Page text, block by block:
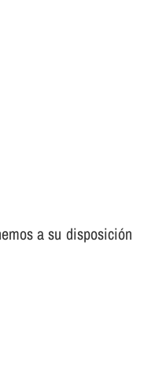
a su disposición